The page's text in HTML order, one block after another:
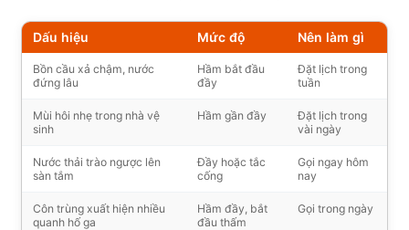
Dấu hiệu Mức độ Nên làm gì
Bồn cầu xả chậm, nước
đứng lâu
Hầm bắt đầu
đầy
Đặt lịch trong
tuần
Mùi hôi nhẹ trong nhà vệ
sinh
Hầm gần đầy
Đặt lịch trong
vài ngày
Nước thải trào ngược lên
sàn tắm
Đầy hoặc tắc
cống
Gọi ngay hôm
nay
Côn trùng xuất hiện nhiều
quanh hố ga
Hầm đầy, bắt
đầu thấm
Gọi trong ngày